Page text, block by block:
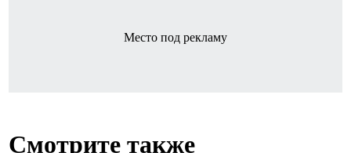
Место под рекламу
Смотрите также